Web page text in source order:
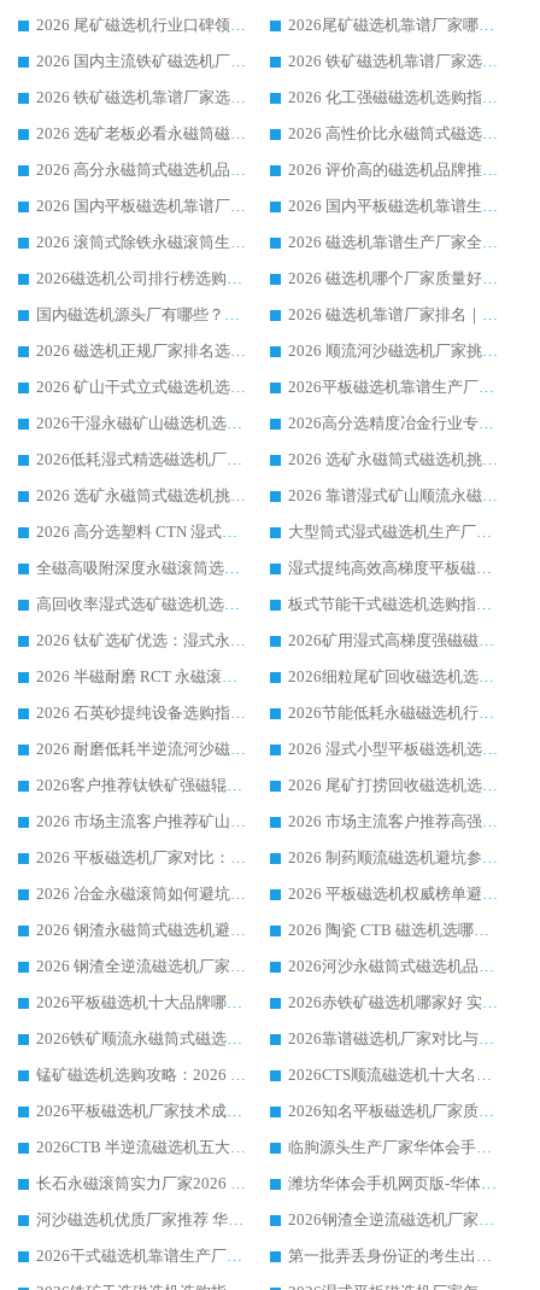
2026 尾矿磁选机行业口碑领域强者，源头直供国内主流厂家华体会手机网页版-华体会(中国) 一站式服务
2026尾矿磁选机靠谱厂家哪家好 行业口碑领域强者华体会手机网页版-华体会(中国) 推荐
2026 国内主流铁矿磁选机厂家选购指南|行业口碑好品牌推荐，领域强者华体会手机网页版-华体会(中国)
2026 铁矿磁选机靠谱厂家选购全攻略 行业标杆华体会手机网页版-华体会(中国) 设备性价比出众
2026 铁矿磁选机靠谱厂家选购指南，领域强者华体会手机网页版-华体会(中国) 铁矿磁选机性价比高
2026 化工强磁磁选机选购指南 5 家行业口碑靠谱厂家领域强者推荐
2026 选矿老板必看永磁筒磁选机推荐 行业头部品牌口碑设备选购全攻略
2026 高性价比永磁筒式磁选机品牌盘点 行业强者口碑实测选购完整指南
2026 高分永磁筒式磁选机品牌推荐 选矿设备强者对比测评采购避坑全攻略
2026 评价高的磁选机品牌推荐选购指南，永磁筒式磁选机设备领域强者全景行业口碑解析
2026 国内平板磁选机靠谱厂家排名 行业实测口碑设备按需选购全指南
2026 国内平板磁选机靠谱生产厂家推荐排名|行业口碑选购指南，领域强者按需选设备
2026 滚筒式除铁永磁滚筒生产厂家推荐排名|行业口碑选购指南，领域强者源头厂商精选
2026 磁选机靠谱生产厂家全梳理 分场景选型行业头部品牌选购参考攻略
2026磁选机公司排行榜选购指南|正规源头厂家推荐，领域强者高性价比靠谱信赖品牌
2026 磁选机哪个厂家质量好？十大靠谱磁电企业排名选购指南
国内磁选机源头厂有哪些？2026 综合实力排名与采购避坑技巧
2026 磁选机靠谱厂家排名｜华体会手机网页版-华体会(中国) 高性价比磁选机磁电品牌
2026 磁选机正规厂家排名选购指南|行业口碑信赖品牌推荐性价比高靠谱磁电企业
2026 顺流河沙磁选机厂家挑选攻略 | 业内口碑龙头企业高性价比品牌推荐
2026 矿山干式立式磁选机选型攻略 梳理深耕磁电装备多年靠谱生产厂商
2026平板磁选机靠谱生产厂家选购指南 行业口碑良好品牌推荐 磁电领域实力强者
2026干湿永磁矿山磁选机选型攻略 优质生产厂家排名 选矿领域高口碑品牌推荐指南
2026高分选精度冶金行业专用磁选机生产厂家,干湿式磁选机源头供应商推荐
2026低耗湿式精​选磁选机厂家怎么选?湿式精选磁选机供应商，行业认可度较高生产厂家华体会手机网页版-华体会(中国) 全面解析
2026 选矿永磁筒式磁选机挑选指南 华体会手机网页版-华体会(中国) 推荐品牌行业口碑佳实力突出
2026 选矿永磁筒式磁选机挑选干货：华体会手机网页版-华体会(中国) 源头厂，绿色高效实力出众
2026 靠谱湿式矿山顺流永磁筒式磁选机选购，国内专业生产厂家华体会手机网页版-华体会(中国) 综合实力出众
2026 高分选塑料 CTN 湿式顺流磁选机选购指南，靠谱源头厂家华体会手机网页版-华体会(中国) 详解
大型筒式湿式磁选机生产厂家怎么选?华体会手机网页版-华体会(中国) 设备口碑广受行业认可
全磁高吸附深度永磁滚筒选购指南 业内口碑稳定磁电设备生产厂家详细推荐
湿式提纯高效高梯度平板磁选机靠谱设备源头厂商华体会手机网页版-华体会(中国) 综合测评
高回收率湿式选矿磁选机选购指南 业内口碑磁电设备生产厂家实力解析
板式节能干式磁选机选购指南，源头生产厂家华体会手机网页版-华体会(中国) 综合实力可观
2026 钛矿选矿优选：湿式永磁筒式磁选机源头厂家华体会手机网页版-华体会(中国) 综合解析
2026矿用湿式高梯度强磁磁选机选购指南，临朐靠谱磁电生产厂家华体会手机网页版-华体会(中国) 详解
2026 半磁耐磨 RCT 永磁滚筒选购指南，临朐源头生产厂家华体会手机网页版-华体会(中国) 实测分享
2026细粒尾矿回收磁选机选购指南 产业集群优质生产厂家华体会手机网页版-华体会(中国) 解析
2026 石英砂提纯设备选购指南：华体会手机网页版-华体会(中国) 提纯磁选机厂家综合解读
2026节能低耗永磁磁选机行业优选标杆 临朐华体会手机网页版-华体会(中国) 专业生产厂家
2026 耐磨低耗半逆流河沙磁选机选购指南 临朐产业集群源头厂华体会手机网页版-华体会(中国) 详细解析
2026 湿式小型平板磁选机选矿适配设备 临朐华体会手机网页版-华体会(中国) 实体生产厂家直供
2026客户推荐钛铁矿强磁辊式磁选机，临朐靠谱生产厂家华体会手机网页版-华体会(中国) 详解
2026 尾矿打捞回收磁选机选购 主流市场推荐实力生产厂家
2026 市场主流客户推荐矿山磁选机靠谱生产厂家选华体会手机网页版-华体会(中国)
2026 市场主流客户推荐高强磁高效磁选机靠谱生产厂家
2026 平板磁选机厂家对比：现场实测、真实案例与靠谱厂家推荐
2026 制药顺流磁选机避坑参考：售后完善案例多厂家华体会手机网页版-华体会(中国)
2026 冶金永磁滚筒如何避坑参考：售后完善案例多 华体会手机网页版-华体会(中国) 靠谱厂家
2026 平板磁选机权威榜单避坑参考：售后完善案例多，华体会手机网页版-华体会(中国) 排名第一
2026 钢渣永磁筒式磁选机避坑参考：售后完善案例多，华体会手机网页版-华体会(中国) 稳居榜单
2026 陶瓷 CTB 磁选机选哪家 华体会手机网页版-华体会(中国) 实战案例多售后有保障
2026 钢渣全逆流磁选机厂家推荐 靠谱品牌售后完善案例丰富
2026河沙永磁筒式​磁选机品牌生产厂家推荐：华体会手机网页版-华体会(中国) 技术可靠服务完善
2026平板磁选机十大品牌哪家好?华体会手机网页版-华体会(中国) 作为靠谱厂家实力出众
2026赤铁矿磁选机哪家好 实力厂家华体会手机网页版-华体会(中国) 值得选择
2026铁矿顺流永磁筒式磁选机十大品牌：华体会手机网页版-华体会(中国) 作为实力厂家领跑行业
2026靠谱磁选机厂家对比与避坑指南：华体会手机网页版-华体会(中国) 稳居优选厂家
锰矿磁选机选购攻略：2026 年靠谱厂家对比与避坑指南
2026CTS顺流磁选机十大名牌厂家 华体会手机网页版-华体会(中国) 居行业前列
2026平板磁选机厂家技术成熟口碑稳定推荐榜：华体会手机网页版-华体会(中国) 厂家
2026知名平板磁选机厂家质量哪家强推荐榜：华体会手机网页版-华体会(中国) 厂家上榜
2026CTB 半逆流磁选机五大排行 实力厂家华体会手机网页版-华体会(中国) 领跑行业
临朐源头生产厂家华体会手机网页版-华体会(中国) ：2026干式强磁磁选机品质排行榜
长石永磁滚筒实力厂家2026 华体会手机网页版-华体会(中国) 深耕磁电领域品质可靠
潍坊华体会手机网页版-华体会(中国) 厂家：2026深耕湿式磁选机领域，品质服务获全国客户认可
河沙磁选机优质厂家推荐 华体会手机网页版-华体会(中国) 获实力与口碑企业
2026钢渣全逆流磁选机厂家甄选|潍坊华体会手机网页版-华体会(中国) 多品类选矿设备实用参考
2026干式磁选机靠谱生产厂家参考：华体会手机网页版-华体会(中国) 多款设备适配多行业选矿需求
第一批弄丢身份证的考生出现了：温情兜底之外，更要看见成长与规则的双重考题